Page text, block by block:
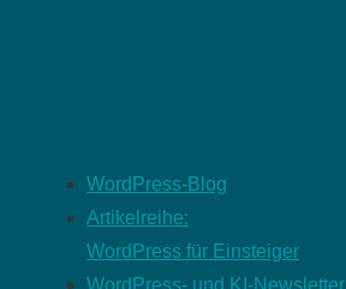
WordPress-Blog
Artikelreihe:
WordPress für Einsteiger